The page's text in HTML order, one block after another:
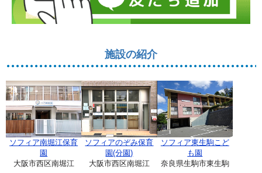
施設の紹介
ソフィア南堀江保育
園
大阪市西区南堀江
ソフィアのぞみ保育
園(分園)
大阪市西区南堀江
ソフィア東生駒こど
も園
奈良県生駒市東生駒